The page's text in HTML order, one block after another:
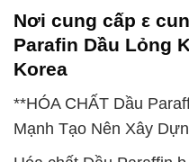
Nơi cung cấp ε
Parafin Dầu Lỏng
Korea
**HÓA CHẤT Dầu
Mạnh Tạo Nên Xây